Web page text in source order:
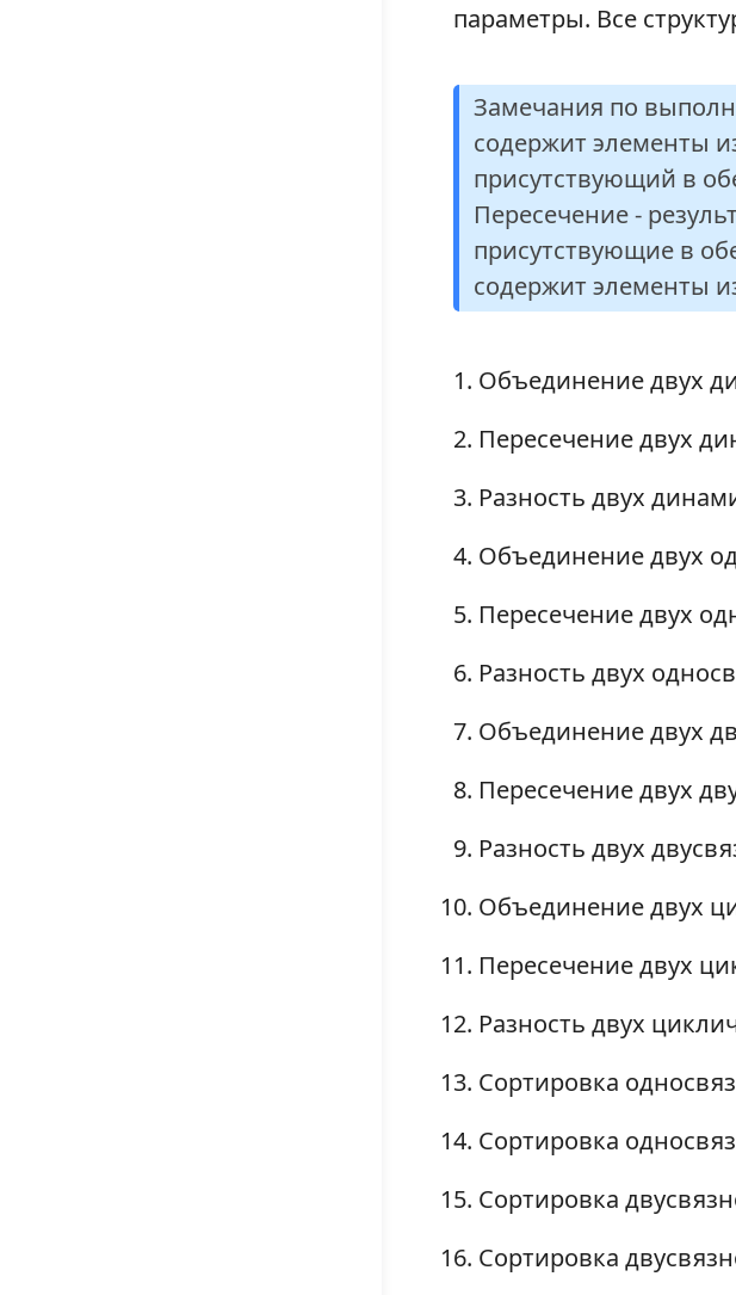
параметры. Все
Замечания по
содержит элементы
присутствующий в
Пересечение -
присутствующие в
содержит элементы
Объединение двух
Пересечение двух
Разность двух
Объединение двух
Пересечение двух
Разность двух
Объединение двух
Пересечение двух
Разность двух
Объединение двух
Пересечение двух
Разность двух
Сортировка
Сортировка
Сортировка
Сортировка